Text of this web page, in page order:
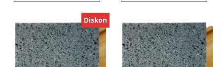
Diskon